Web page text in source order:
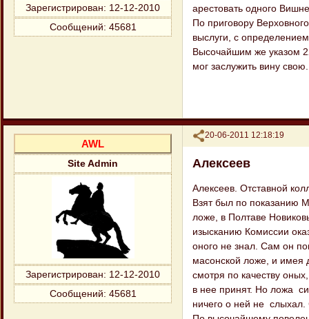
Зарегистрирован: 12-12-2010
Сообщений: 45681
арестовать одного
По приговору
выслуги, с
Высочайшим же указом
мог заслужить вину cвою.
Поделиться
20-06-2011 12:18:19
AWL
Site Admin
Зарегистрирован: 12-12-2010
Сообщений: 45681
Алексеев
Алексеев. Отставной
Взят был по показанию
ложе, в Полтаве
изысканию Комиссии
оного не знал. Сам он
масонской ложе, и имея
смотря по качеству
в нее принят. Но ложа
ничего о ней не слыхал.